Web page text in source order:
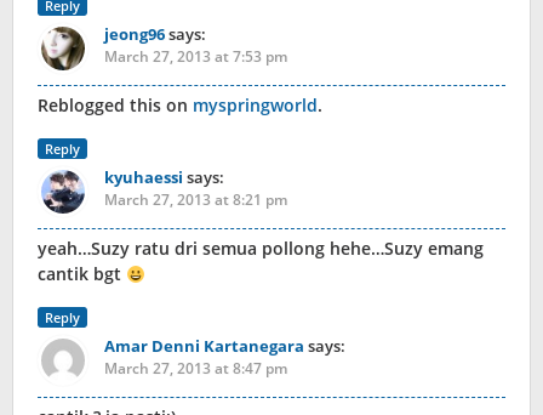
Reply
jeong96says:
March 27, 2013 at 7:53 pm
Reblogged this on myspringworld.
Reply
kyuhaessi says:
March 27, 2013 at 8:21 pm
yeah…Suzy ratu dri semua pollong hehe…Suzy emang
cantik bgt
Reply
Amar Denni Kartanegara says:
March 27, 2013 at 8:47 pm